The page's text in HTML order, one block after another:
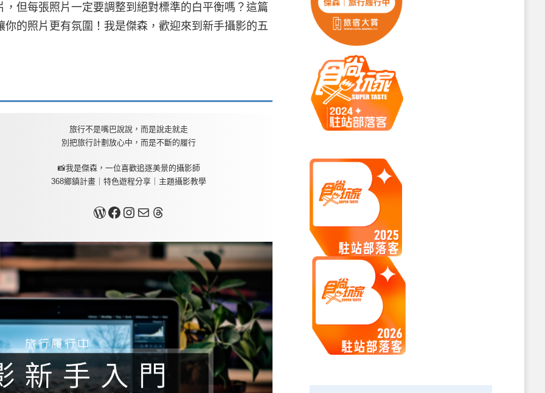
但每張照片一定要調整到絕對標準的白平衡嗎？這篇
的照片更有氛圍！我是傑森，歡迎來到新手攝影的五
旅行不是嘴巴說說，而是說走就走
別把旅行計劃放心中，而是不斷的履行
📸我是傑森，一位喜歡追逐美景的攝影師
368鄉鎮計畫｜特色遊程分享｜主題攝影教學
關於我Facebook InstagramMail Threads